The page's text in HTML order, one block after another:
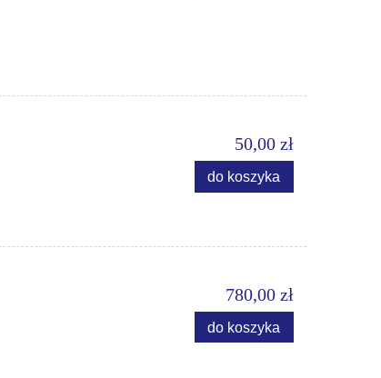
50,00 zł
do koszyka
780,00 zł
do koszyka